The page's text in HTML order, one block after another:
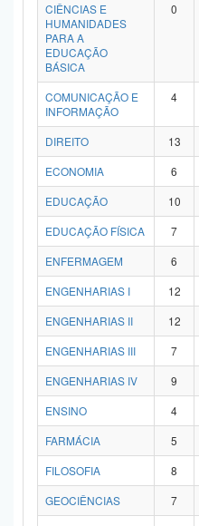
CIÊNCIAS E
HUMANIDADES
PARA A
EDUCAÇÃO
BÁSICA
0
COMUNICAÇÃO E
INFORMAÇÃO
4
DIREITO 13
ECONOMIA
6
EDUCAÇÃO
10
EDUCAÇÃO FÍSICA
7
ENFERMAGEM
6
ENGENHARIAS I
12
ENGENHARIAS II
12
ENGENHARIAS III
7
ENGENHARIAS IV
9
ENSINO
4
FARMÁCIA
5
FILOSOFIA
8
GEOCIÊNCIAS
7